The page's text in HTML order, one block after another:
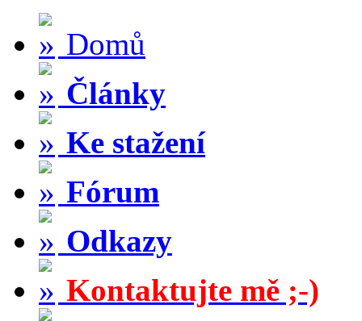
Domů
Články
Ke stažení
Fórum
Odkazy
Kontaktujte mě ;-)